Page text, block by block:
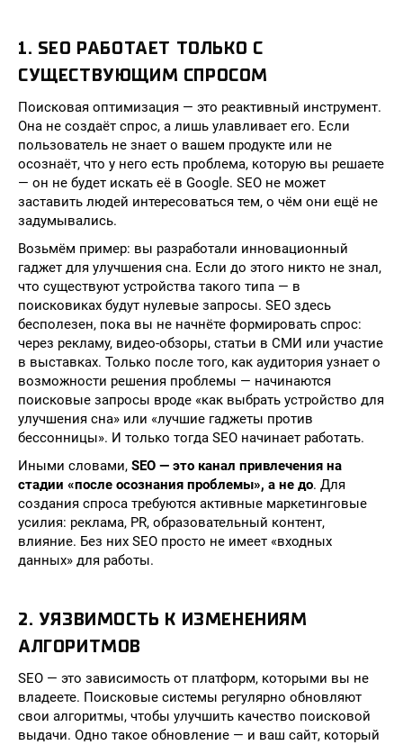
1. SEO РАБОТАЕТ ТОЛЬКО С
СУЩЕСТВУЮЩИМ СПРОСОМ
Поисковая оптимизация — это реактивный инструмент.
Она не создаёт спрос, а лишь улавливает его. Если
пользователь не знает о вашем продукте или не
осознаёт, что у него есть проблема, которую вы решаете
— он не будет искать её в Google. SEO не может
заставить людей интересоваться тем, о чём они ещё не
задумывались.
Возьмём пример: вы разработали инновационный
гаджет для улучшения сна. Если до этого никто не знал,
что существуют устройства такого типа — в
поисковиках будут нулевые запросы. SEO здесь
бесполезен, пока вы не начнёте формировать спрос:
через рекламу, видео-обзоры, статьи в СМИ или участие
в выставках. Только после того, как аудитория узнает о
возможности решения проблемы — начинаются
поисковые запросы вроде «как выбрать устройство для
улучшения сна» или «лучшие гаджеты против
бессонницы». И только тогда SEO начинает работать.
Иными словами, SEO — это канал привлечения на
стадии «после осознания проблемы», а не до. Для
создания спроса требуются активные маркетинговые
усилия: реклама, PR, образовательный контент,
влияние. Без них SEO просто не имеет «входных
данных» для работы.
2. УЯЗВИМОСТЬ К ИЗМЕНЕНИЯМ
АЛГОРИТМОВ
SEO — это зависимость от платформ, которыми вы не
владеете. Поисковые системы регулярно обновляют
свои алгоритмы, чтобы улучшить качество поисковой
выдачи. Одно такое обновление — и ваш сайт, который